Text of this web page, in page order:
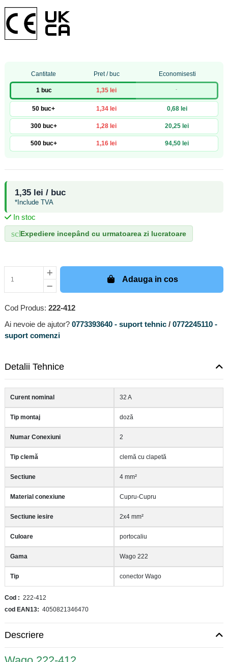
Cantitate Pret / buc Economisesti
1 buc 1,35 lei -
50 buc+ 1,34 lei 0,68 lei
300 buc+ 1,28 lei 20,25 lei
500 buc+ 1,16 lei 94,50 lei
Adauga in cos
1,35 lei / buc
*Include TVA
In stoc
schedule
Expediere incepând cu urmatoarea zi lucratoare
Cod Produs: 222-412
Ai nevoie de ajutor? 0773393640 - suport tehnic / 0772245110 -
suport comenzi
Detalii Tehnice
Curent nominal 32 A
Tip montaj doză
Numar Conexiuni 2
Tip clemă clemă cu clapetă
Sectiune 4 mm²
Material conexiune Cupru-Cupru
Sectiune iesire 2x4 mm²
Culoare portocaliu
Gama Wago 222
Tip conector Wago
Cod
222-412
cod EAN13
4050821346470
Descriere